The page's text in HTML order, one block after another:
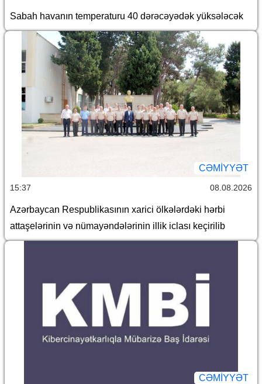
Sabah havanın temperaturu 40 dərəcəyədək yüksələcək
CƏMİYYƏT
15:37 08.08.2026
Azərbaycan Respublikasının xarici ölkələrdəki hərbi
attaşelərinin və nümayəndələrinin illik iclası keçirilib
CƏMİYYƏT